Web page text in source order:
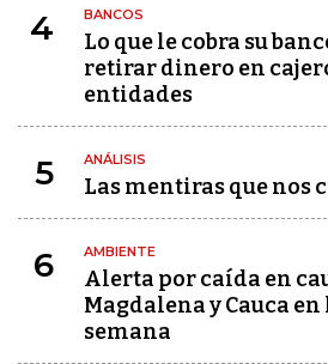
4 BANCOS
Lo que le cobra su
retirar dinero en
entidades
5 ANÁLISIS
Las mentiras que nos
6 AMBIENTE
Alerta por caída en
Magdalena y Cauca
semana